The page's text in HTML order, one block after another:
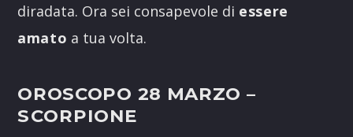
diradata. Ora sei consapevole di essere
amato a tua volta.
OROSCOPO 28 MARZO –
SCORPIONE